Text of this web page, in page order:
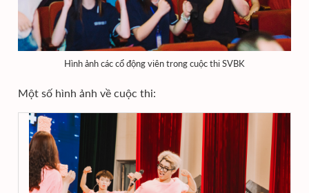
Hình ảnh các cổ động viên trong cuộc thi SVBK
Một số hình ảnh về cuộc thi: